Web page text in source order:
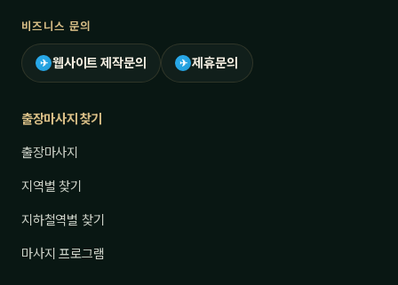
비즈니스 문의
✈ 웹사이트 제작문의 ✈ 제휴문의
출장마사지 찾기
출장마사지
지역별 찾기
지하철역별 찾기
마사지 프로그램